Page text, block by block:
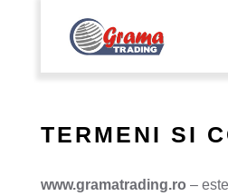
TERMENI SI
www.gramatrading.ro –